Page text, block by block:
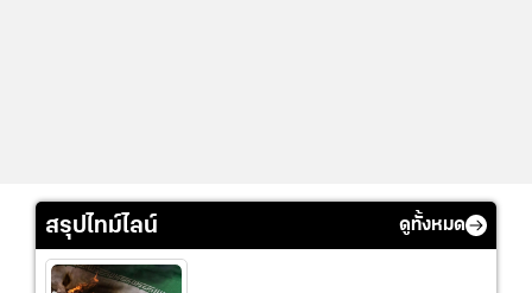
สรุปไทม์ไลน์ ดูทั้งหมด